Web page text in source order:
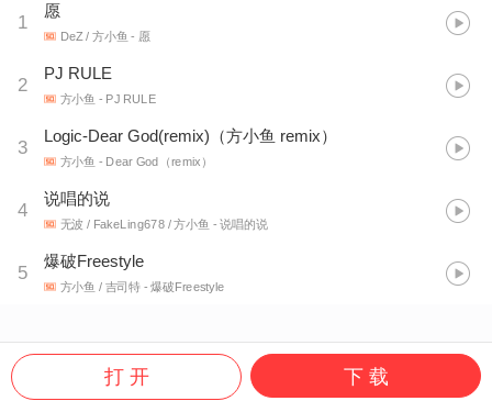
1
愿
DeZ / 方小鱼 - 愿
2
PJ RULE
方小鱼 - PJ RULE
3
Logic-Dear God(remix)（方小鱼 remix）
方小鱼 - Dear God（remix）
4
说唱的说
无波 / FakeLing678 / 方小鱼 - 说唱的说
5
爆破Freestyle
方小鱼 / 吉司特 - 爆破Freestyle
打 开 下 载